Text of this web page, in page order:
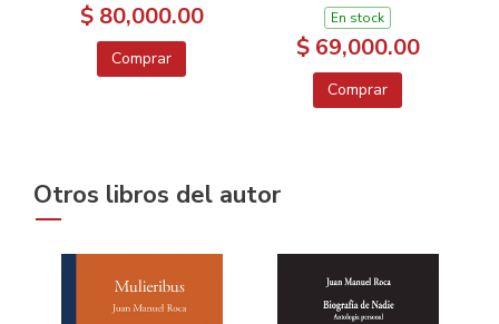
$ 80,000.00
Comprar
En stock
$ 69,000.00
Comprar
Otros libros del autor